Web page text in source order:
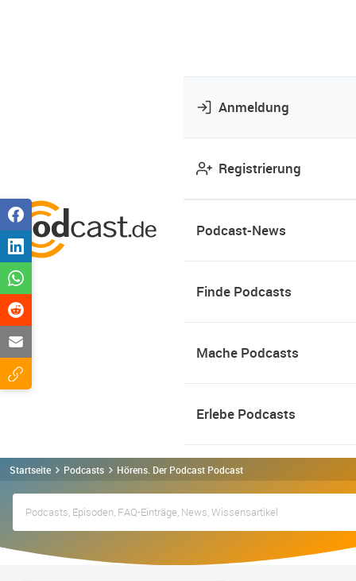
Anmeldung
Registrierung
Podcast-News
Finde Podcasts
Mache Podcasts
Erlebe Podcasts
Startseite Podcasts Hörens. Der Podcast Podcast